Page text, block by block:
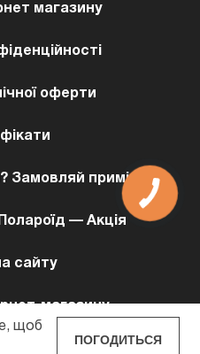
магазину
оферти
Замовляй примірку!
— Акція
сайту
магазину
щоб
ПОГОДИТЬСЯ